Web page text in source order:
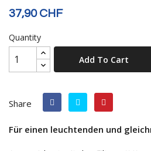
37,90 CHF
Quantity
Add To Cart
Share
Für einen leuchtenden und